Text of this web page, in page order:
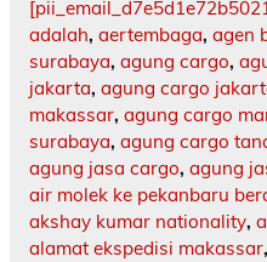
adalah, aertembaga, agen
surabaya, agung cargo,
jakarta, agung cargo
makassar, agung cargo
surabaya, agung cargo
agung jasa cargo, agung
air molek ke pekanbaru
akshay kumar nationality,
alamat ekspedisi makassar,